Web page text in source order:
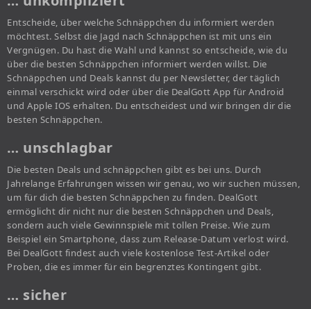
Entscheide, über welche Schnäppchen du informiert werden
möchtest. Selbst die Jagd nach Schnäppchen ist mit uns ein
Vergnügen. Du hast die Wahl und kannst so entscheide, wie du
über die besten Schnäppchen informiert werden willst. Die
Schnäppchen und Deals kannst du per Newsletter, der täglich
einmal verschickt wird oder über die DealGott App für Android
und Apple IOS erhalten. Du entscheidest und wir bringen dir die
besten Schnäppchen.
… unschlagbar
Die besten Deals und schnäppchen gibt es bei uns. Durch
Jahrelange Erfahrungen wissen wir genau, wo wir suchen müssen,
um für dich die besten Schnäppchen zu finden. DealGott
ermöglicht dir nicht nur die besten Schnäppchen und Deals,
sondern auch viele Gewinnspiele mit tollen Preise. Wie zum
Beispiel ein Smartphone, dass zum Release-Datum verlost wird.
Bei DealGott findest auch viele kostenlose Test-Artikel oder
Proben, die es immer für ein begrenztes Kontingent gibt.
… sicher